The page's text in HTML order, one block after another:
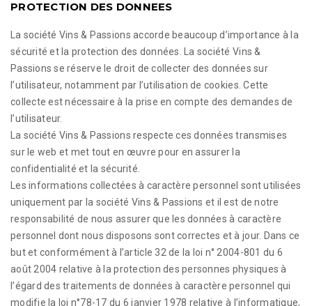
PROTECTION DES DONNEES
La société Vins & Passions accorde beaucoup d’importance à la
sécurité et la protection des données. La société Vins &
Passions se réserve le droit de collecter des données sur
l’utilisateur, notamment par l’utilisation de cookies. Cette
collecte est nécessaire à la prise en compte des demandes de
l’utilisateur.
La société Vins & Passions respecte ces données transmises
sur le web et met tout en œuvre pour en assurer la
confidentialité et la sécurité.
Les informations collectées à caractère personnel sont utilisées
uniquement par la société Vins & Passions et il est de notre
responsabilité de nous assurer que les données à caractère
personnel dont nous disposons sont correctes et à jour. Dans ce
but et conformément à l’article 32 de la loi n° 2004-801 du 6
août 2004 relative à la protection des personnes physiques à
l’égard des traitements de données à caractère personnel qui
modifie la loi n°78-17 du 6 janvier 1978 relative à l’informatique,